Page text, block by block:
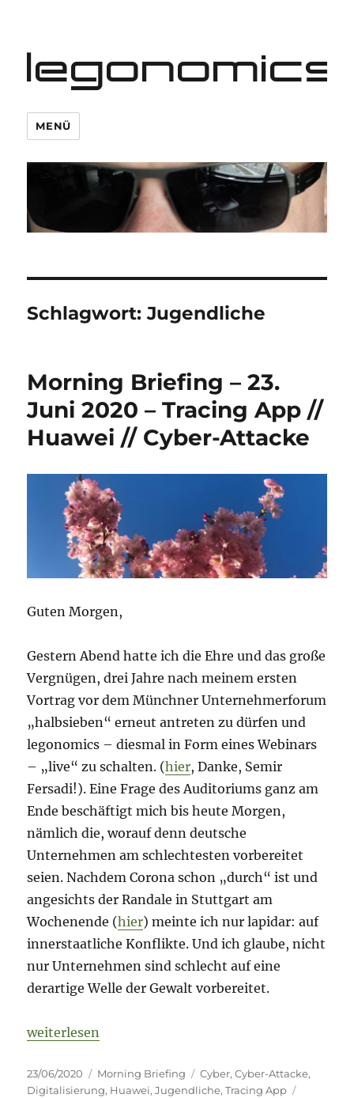
legonomics
MENÜ
Schlagwort:Jugendliche
Morning Briefing – 23.
Juni 2020 – Tracing App //
Huawei // Cyber-Attacke
Guten Morgen,
Gestern Abend hatte ich die Ehre und das große
Vergnügen, drei Jahre nach meinem ersten
Vortrag vor dem Münchner Unternehmerforum
„halbsieben“ erneut antreten zu dürfen und
legonomics – diesmal in Form eines Webinars
– „live“ zu schalten. (hier, Danke, Semir
Fersadi!). Eine Frage des Auditoriums ganz am
Ende beschäftigt mich bis heute Morgen,
nämlich die, worauf denn deutsche
Unternehmen am schlechtesten vorbereitet
seien. Nachdem Corona schon „durch“ ist und
angesichts der Randale in Stuttgart am
Wochenende (hier) meinte ich nur lapidar: auf
innerstaatliche Konflikte. Und ich glaube, nicht
nur Unternehmen sind schlecht auf eine
derartige Welle der Gewalt vorbereitet.
„Morning Briefing – 23. Juni 2020 – Tracing App
weiterlesen
Veröffentlicht
am
23/06/2020 Kategorien
Morning Briefing Schlagwörter
Cyber,Cyber-Attacke,
Digitalisierung, Huawei,Jugendliche,Tracing App